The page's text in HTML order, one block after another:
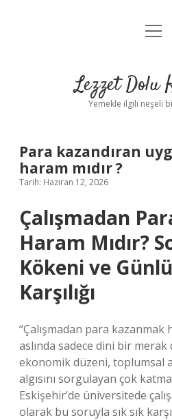
Anasayfa
Yasal
Lezzet Dolu
Yemekle ilgili neşeli
Para kazandıran
haram mıdır ?
Tarih: Haziran 12, 2026
Çalışmadan
Haram Mıdır?
Kökeni ve
Karşılığı
“Çalışmadan para kazanmak
aslında sadece dini bir merak
ekonomik düzeni, toplumsal
algısını sorgulayan çok
Eskişehir’de üniversitede
olarak bu soruyla sık sık